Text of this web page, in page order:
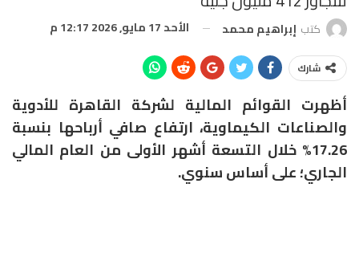
كتب إبراهيم محمد الأحد 17 مايو, 2026 12:17 م
شارك
أظهرت القوائم المالية لشركة القاهرة للأدوية
والصناعات الكيماوية، ارتفاع صافي أرباحها بنسبة
17.26% خلال التسعة أشهر الأولى من العام المالي
الجاري؛ على أساس سنوي.